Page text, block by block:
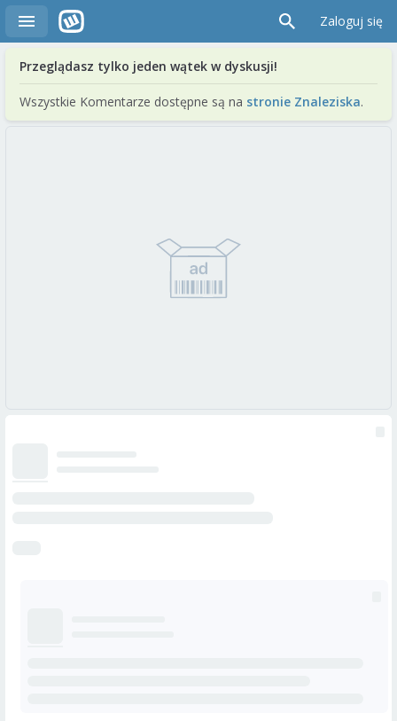
Zaloguj się
Przeglądasz tylko jeden wątek w dyskusji!
Wszystkie Komentarze dostępne są na stronie Znaleziska.